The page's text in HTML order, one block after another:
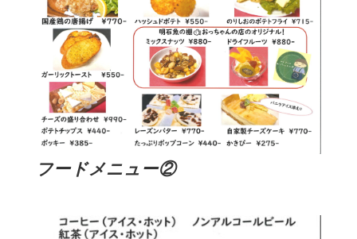
フードメニュー②